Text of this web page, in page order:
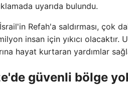
uyarıda bulundu.
Refah'a saldırması, çok
insan için yıkıcı
hayat kurtaran yardımlar
güvenli bölge